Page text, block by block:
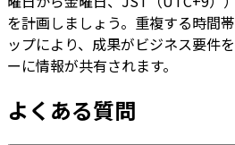
を計画しましょう。重複する時間
ップにより、成果がビジネス要件
ーに情報が共有されます。
よくある質問